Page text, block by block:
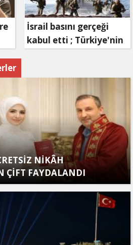
İsrail basını gerçeği
kabul etti ; Türkiye'nin
NİKÂH
ÇİFT FAYDALANDI